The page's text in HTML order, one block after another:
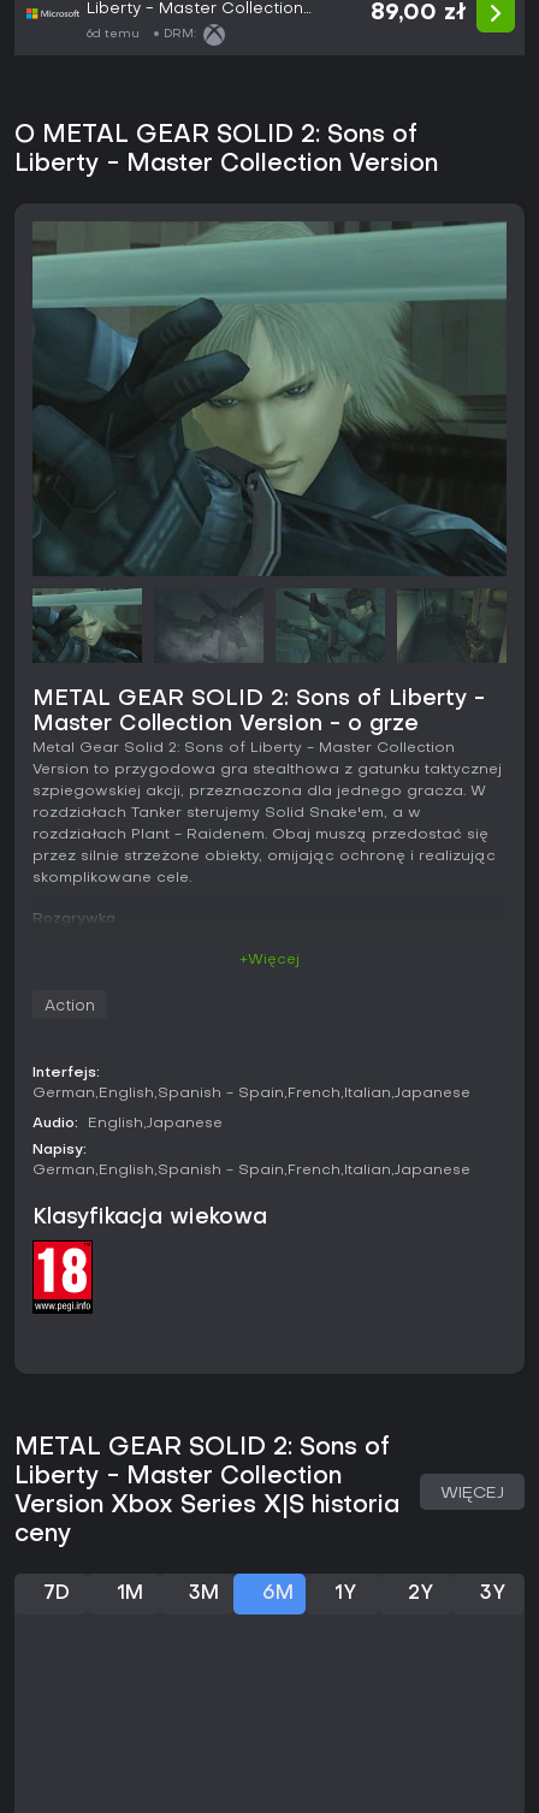
Liberty - Master Collection
Version
6d temu DRM:
89,00 zł
O METAL GEAR SOLID 2: Sons of
Liberty - Master Collection Version
METAL GEAR SOLID 2: Sons of Liberty -
Master Collection Version - o grze
Metal Gear Solid 2: Sons of Liberty - Master Collection
Version to przygodowa gra stealthowa z gatunku taktycznej
szpiegowskiej akcji, przeznaczona dla jednego gracza. W
rozdziałach Tanker sterujemy Solid Snake'em, a w
rozdziałach Plant - Raidenem. Obaj muszą przedostać się
przez silnie strzeżone obiekty, omijając ochronę i realizując
skomplikowane cele.
Rozgrywka
rozpraszać strażników przedmiotami, które oddziałują ze
środowiskiem.
Przeciwnicy działają w grupach i koordynują swoje ruchy -
wzywają wsparcie przez radio i próbują oskrzydlić gracza.
korzystać z osłon do szybkich kontrataków lub stosować
metody bezkrwawe, takie jak strzałki usypiające i
paralizatory. Warunki otoczenia, w tym pogoda i
temperatura, wpływają na zachowanie strażników oraz
rozchodzenie się dźwięków.
Tryby gry
Główną część stanowi kampania fabularna podzielona na
rozdziały Tanker, w których Solid Snake infiltruje statek, oraz
rozdziały Plant, gdzie Raiden atakuje morską platformę.
+Więcej
Action
Interfejs:
German English Spanish - Spain French Italian Japanese
Audio: English Japanese
Napisy:
German English Spanish - Spain French Italian Japanese
Klasyfikacja wiekowa
METAL GEAR SOLID 2: Sons of
Liberty - Master Collection
Version Xbox Series X|S historia
ceny
WIĘCEJ
7D 1M 3M 6M 1Y 2Y 3Y